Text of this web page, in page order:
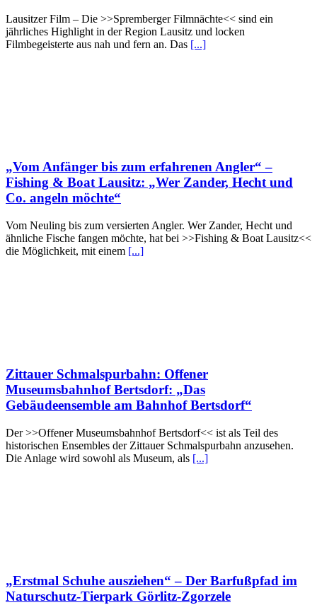
Lausitzer Film – Die >>Spremberger Filmnächte<< sind ein
jährliches Highlight in der Region Lausitz und locken
Filmbegeisterte aus nah und fern an. Das [...]
„Vom Anfänger bis zum erfahrenen Angler“ –
Fishing & Boat Lausitz: „Wer Zander, Hecht und
Co. angeln möchte“
Vom Neuling bis zum versierten Angler. Wer Zander, Hecht und
ähnliche Fische fangen möchte, hat bei >>Fishing & Boat Lausitz<<
die Möglichkeit, mit einem [...]
Zittauer Schmalspurbahn: Offener
Museumsbahnhof Bertsdorf: „Das
Gebäudeensemble am Bahnhof Bertsdorf“
Der >>Offener Museumsbahnhof Bertsdorf<< ist als Teil des
historischen Ensembles der Zittauer Schmalspurbahn anzusehen.
Die Anlage wird sowohl als Museum, als [...]
„Erstmal Schuhe ausziehen“ – Der Barfußpfad im
Naturschutz-Tierpark Görlitz-Zgorzele